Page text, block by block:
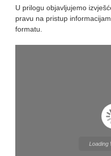
U prilogu objavljujemo
pravu na pristup
formatu.
Loading